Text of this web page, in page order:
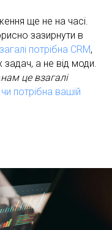
ще не на часі.
зазирнути в
потрібна CRM,
задач, а не від моди.
нам це взагалі
чи потрібна вашій